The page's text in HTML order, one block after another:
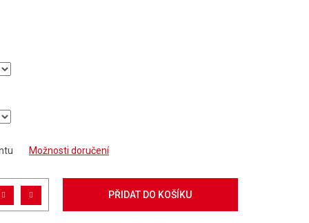
Možnosti doručení
PŘIDAT DO KOŠÍKU